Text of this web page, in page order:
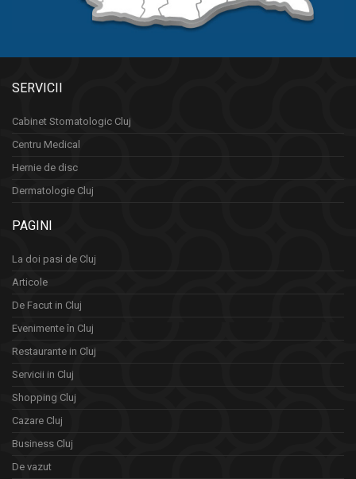
SERVICII
Cabinet Stomatologic Cluj
Centru Medical
Hernie de disc
Dermatologie Cluj
PAGINI
La doi pasi de Cluj
Articole
De Facut in Cluj
Evenimente în Cluj
Restaurante in Cluj
Servicii in Cluj
Shopping Cluj
Cazare Cluj
Business Cluj
De vazut